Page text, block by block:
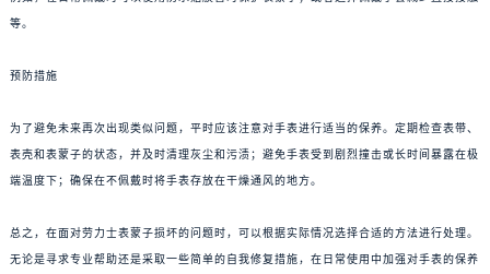
等。
预防措施
为了避免未来再次出现类似问题，平时应该注意对手表进行适当的保养。定期检查表带、
表壳和表蒙子的状态，并及时清理灰尘和污渍；避免手表受到剧烈撞击或长时间暴露在极
端温度下；确保在不佩戴时将手表存放在干燥通风的地方。
总之，在面对劳力士表蒙子损坏的问题时，可以根据实际情况选择合适的方法进行处理。
无论是寻求专业帮助还是采取一些简单的自我修复措施，在日常使用中加强对手表的保养